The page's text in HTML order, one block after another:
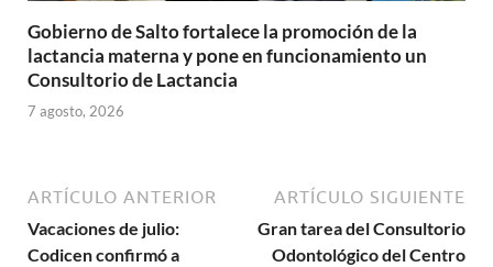
Gobierno de Salto fortalece la promoción de la
lactancia materna y pone en funcionamiento un
Consultorio de Lactancia
7 agosto, 2026
ARTÍCULO ANTERIOR
Vacaciones de julio:
Codicen confirmó a
ARTÍCULO SIGUIENTE
Gran tarea del Consultorio
Odontológico del Centro